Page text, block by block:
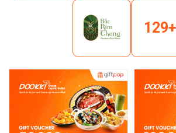
129+